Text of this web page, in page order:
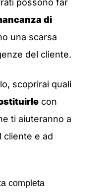
possono far
di
una scarsa
del cliente.
scoprirai quali
con
ti aiuteranno a
cliente e ad
completa